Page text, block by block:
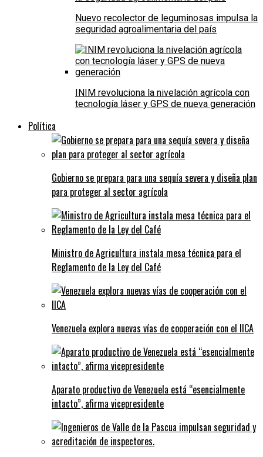
Nuevo recolector de leguminosas impulsa la
seguridad agroalimentaria del país
INIM revoluciona la nivelación agrícola con
tecnología láser y GPS de nueva generación
Política
Gobierno se prepara para una sequía severa y diseña plan
para proteger al sector agrícola
Ministro de Agricultura instala mesa técnica para el
Reglamento de la Ley del Café
Venezuela explora nuevas vías de cooperación con el IICA
Aparato productivo de Venezuela está “esencialmente
intacto”, afirma vicepresidente